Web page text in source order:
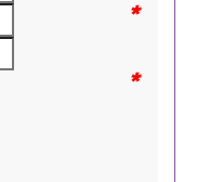
*
*